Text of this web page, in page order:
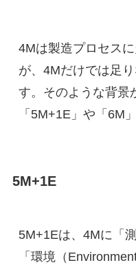
4Mは製造プロセス
が、4Mだけでは足
す。そのような背景
「5M+1E」や「6M
5M+1E
5M+1Eは、4Mに「
「環境（